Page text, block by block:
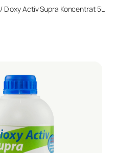
/ Dioxy Activ Supra Koncentrat 5L